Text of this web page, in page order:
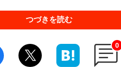
つづきを読む
0